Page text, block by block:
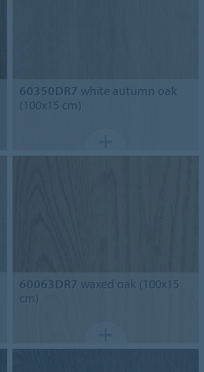
60350DR7 white autumn oak
(100x15 cm)
60063DR7 waxed oak (100x15
cm)